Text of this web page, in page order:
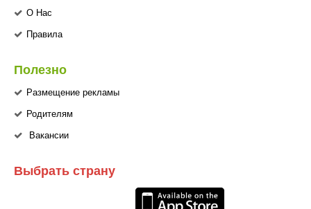
О Нас
Правила
Полезно
Размещение рекламы
Родителям
Вакансии
Выбрать страну